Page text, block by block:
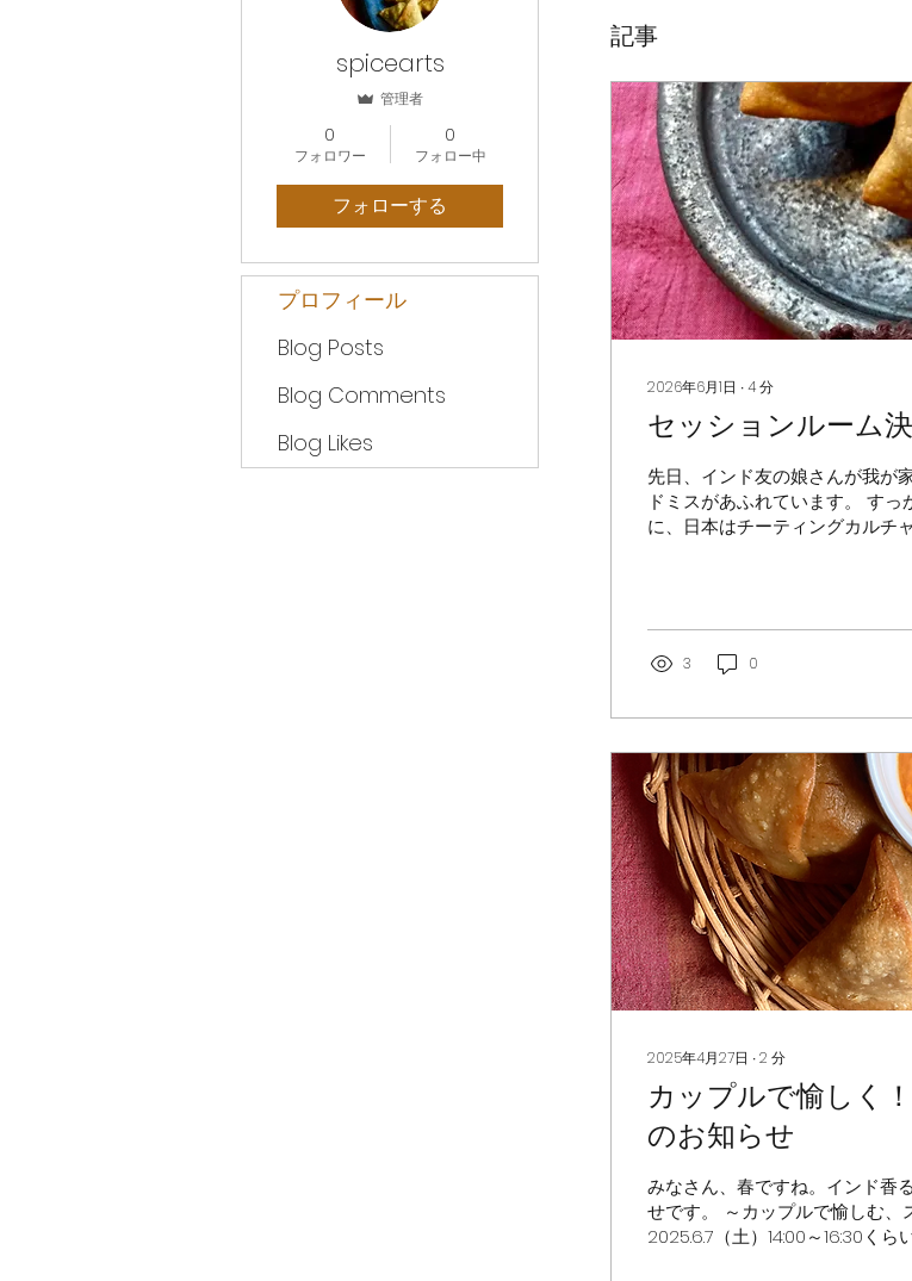
記事
2026年6月1日 ∙4分
セッションルーム
先日、インド友の娘さんが我が
ドミスがあふれています。 す
に、日本はチーティングカルチ
容な国ということになっている
浮気大国、と、なかなか若い人
は、きついバイアスがかかって
本を読みました。 20年以上の
る、ロックダウン中のアメリカ
と妻子を置いて家を出て行き、
経験を書き綴る過程で自分の人
話。なかなかヘビーな内容でした
3 0
2025年4月27日 ∙2 分
カップルで愉しく
のお知らせ
みなさん、春ですね。インド香
せです。 ～カップルで愉しむ、
2025.6.7（土）14:00～16:30く
spicearts
管理者
0
フォロワー
0
フォロー中
フォローする
プロフィール
Blog Posts
Blog Comments
Blog Likes